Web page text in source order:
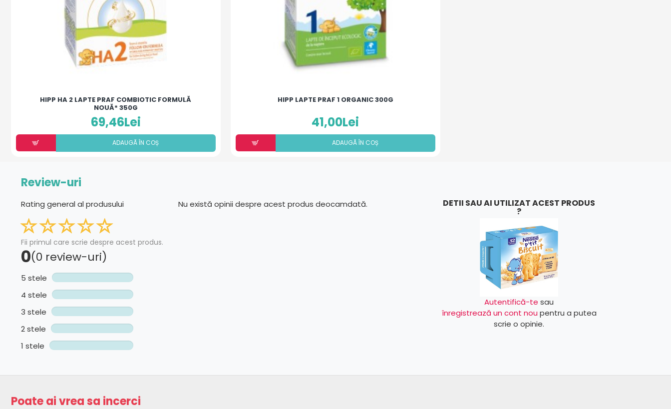
HIPP HA 2 LAPTE PRAF COMBIOTIC FORMULĂ
NOUĂ* 350G
69,46Lei
ADAUGÃ ÎN COȘ
HIPP LAPTE PRAF 1 ORGANIC 300G
41,00Lei
ADAUGÃ ÎN COȘ
Review-uri
Rating general al produsului
Fii primul care scrie despre acest produs.
0(0 review-uri)
5 stele
4 stele
3 stele
2 stele
1 stele
Nu există opinii despre acest produs deocamdată. DETII SAU AI UTILIZAT ACEST PRODUS
?
Autentifică-te sau
înregistrează un cont nou pentru a putea
scrie o opinie.
Poate ai vrea sa incerci